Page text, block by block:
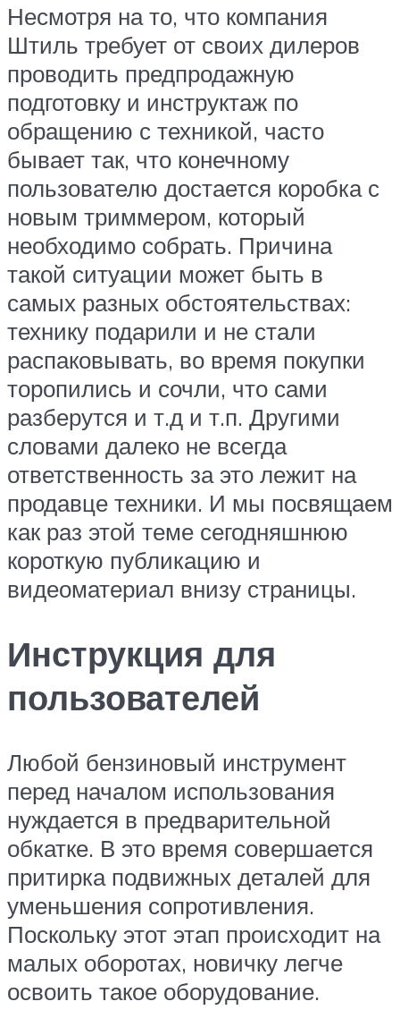
Несмотря на то, что компания
Штиль требует от своих дилеров
проводить предпродажную
подготовку и инструктаж по
обращению с техникой, часто
бывает так, что конечному
пользователю достается коробка с
новым триммером, который
необходимо собрать. Причина
такой ситуации может быть в
самых разных обстоятельствах:
технику подарили и не стали
распаковывать, во время покупки
торопились и сочли, что сами
разберутся и т.д и т.п. Другими
словами далеко не всегда
ответственность за это лежит на
продавце техники. И мы посвящаем
как раз этой теме сегодняшнюю
короткую публикацию и
видеоматериал внизу страницы.
Инструкция для
пользователей
Любой бензиновый инструмент
перед началом использования
нуждается в предварительной
обкатке. В это время совершается
притирка подвижных деталей для
уменьшения сопротивления.
Поскольку этот этап происходит на
малых оборотах, новичку легче
освоить такое оборудование.